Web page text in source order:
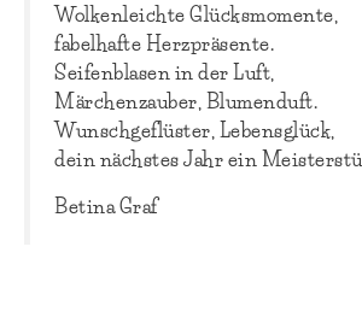
Wolkenleichte Glücksmomente,
fabelhafte Herzpräsente.
Seifenblasen in der Luft,
Märchenzauber, Blumenduft.
Wunschgeflüster, Lebensglück,
dein nächstes Jahr ein
Betina Graf